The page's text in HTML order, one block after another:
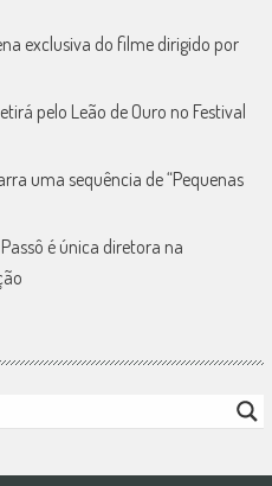
exclusiva do filme dirigido por
pelo Leão de Ouro no Festival
uma sequência de “Pequenas
é única diretora na